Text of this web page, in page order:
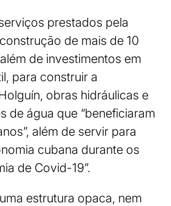
prestados pela
de mais de 10
de investimentos em
para construir a
obras hidráulicas e
de água que “beneficiaram
além de servir para
cubana durante os
de Covid-19”.
estrutura opaca, nem